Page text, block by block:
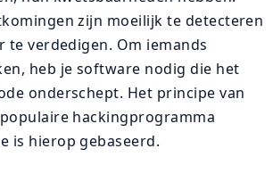
zijn moeilijk te detecteren
te verdedigen. Om iemands
heb je software nodig die het
onderschept. Het principe van
hackingprogramma
is hierop gebaseerd.